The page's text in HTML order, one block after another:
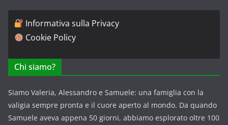
Informativa sulla Privacy
Cookie Policy
Chi siamo?
Siamo Valeria, Alessandro e Samuele: una famiglia con la
valigia sempre pronta e il cuore aperto al mondo. Da quando
Samuele aveva appena 50 giorni, abbiamo esplorato oltre 100